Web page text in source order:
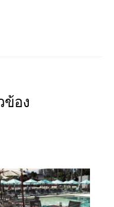
ข้อง